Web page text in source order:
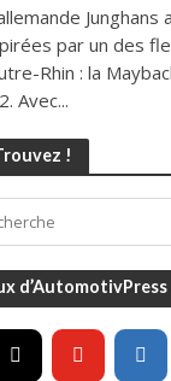
Junghans
par un des
Rhin : la
Avec...
!
d’AutomotivPress